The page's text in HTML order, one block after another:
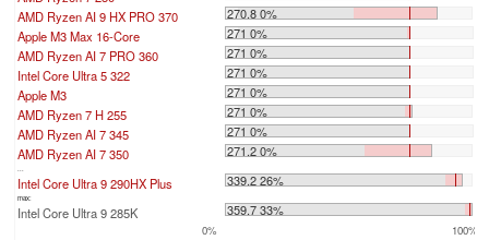
AMD Ryzen AI 9 HX PRO 370
270.8 0%
Apple M3 Max 16-Core
271 0%
AMD Ryzen AI 7 PRO 360
271 0%
Intel Core Ultra 5 322
271 0%
Apple M3
271 0%
AMD Ryzen 7 H 255
271 0%
AMD Ryzen AI 7 345
271 0%
AMD Ryzen AI 7 350
271.2 0%
...
Intel Core Ultra 9 290HX Plus 339.2 26%
max:
Intel Core Ultra 9 285K 359.7 33%
0% 100%